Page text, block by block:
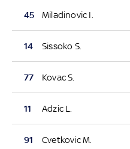
45 Miladinovic I.
14 Sissoko S.
77 Kovac S.
11 Adzic L.
91 Cvetkovic M.